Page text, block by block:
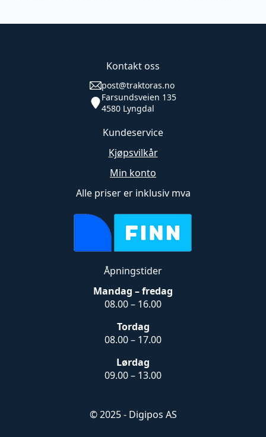
Kontakt oss
post@traktoras.no
Farsundsveien 135
4580 Lyngdal
Kundeservice
Kjøpsvilkår
Min konto
Alle priser er inklusiv mva
Åpningstider
Mandag – fredag
08.00 – 16.00
Tordag
08.00 – 17.00
Lørdag
09.00 – 13.00
© 2025 - Digipos AS